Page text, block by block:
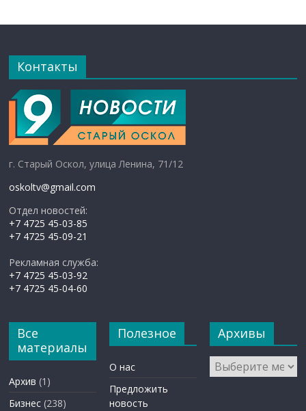
Контакты
г. Старый Оскол, улица Ленина, 71/12
oskoltv@gmail.com
Отдел новостей:
+7 4725 45-03-85
+7 4725 45-09-21
Рекламная служба:
+7 4725 45-03-92
+7 4725 45-04-60
Все
материалы
Архив (1)
Бизнес (238)
Полезное
О нас
Предложить
новость
Архивы
Архивы